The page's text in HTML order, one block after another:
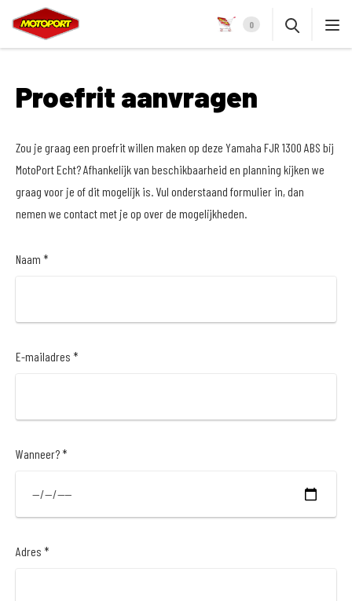
0
Proefrit aanvragen
Zou je graag een proefrit willen maken op deze Yamaha FJR 1300 ABS bij
MotoPort Echt? Afhankelijk van beschikbaarheid en planning kijken we
graag voor je of dit mogelijk is. Vul onderstaand formulier in, dan
nemen we contact met je op over de mogelijkheden.
Naam *
E-mailadres *
Wanneer? *
Adres *